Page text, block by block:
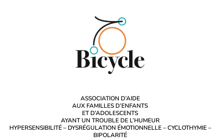
ASSOCIATION D’AIDE
AUX FAMILLES D’ENFANTS
ET D’ADOLESCENTS
AYANT UN TROUBLE DE L’HUMEUR
HYPERSENSIBILITÉ – DYSRÉGULATION ÉMOTIONNELLE – CYCLOTHYMIE –
BIPOLARITÉ